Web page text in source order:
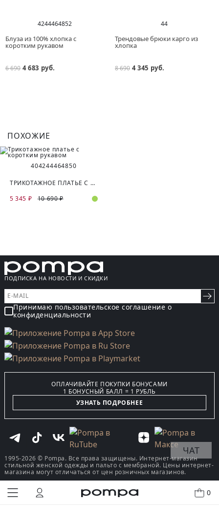
0
КУПИТЬ В ОДИН КЛИК
4244464852
Блуза из 100% хлопка с
коротким рукавом
6 690 4 683 руб.
44
Трендовые брюки карго из
хлопка
8 690 4 345 руб.
ПОХОЖИЕ
404244464850
ТРИКОТАЖНОЕ ПЛАТЬЕ С КОРОТКИМ РУКАВОМ
5 345 ₽
10 690 ₽
ПОДПИСКА НА НОВОСТИ И СКИДКИ
Принимаю пользовательское соглашение о
конфиденциальности
ОПЛАЧИВАЙТЕ ПОКУПКИ БОНУСАМИ
1 БОНУСНЫЙ БАЛЛ = 1 РУБЛЬ
УЗНАТЬ ПОДРОБНЕЕ
1995-2026 © Pompa. Все права защищены. Интернет-магазин
стильной женской одежды и пальто с мембраной. Цены интернет-
магазина могут отличаться от цен розничных магазинов.
ЧАТ